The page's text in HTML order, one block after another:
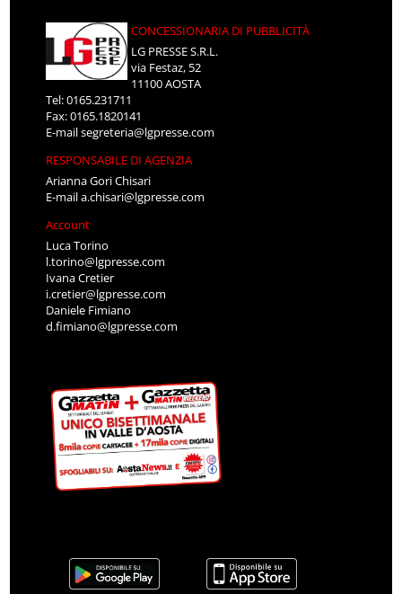
CONCESSIONARIA DI PUBBLICITÀ
LG PRESSE S.R.L.
via Festaz, 52
11100 AOSTA
Tel: 0165.231711
Fax: 0165.1820141
E-mailsegreteria@lgpresse.com
RESPONSABILE DI AGENZIA
Arianna Gori Chisari
E-maila.chisari@lgpresse.com
Account
Luca Torino
l.torino@lgpresse.com
Ivana Cretier
i.cretier@lgpresse.com
Daniele Fimiano
d.fimiano@lgpresse.com